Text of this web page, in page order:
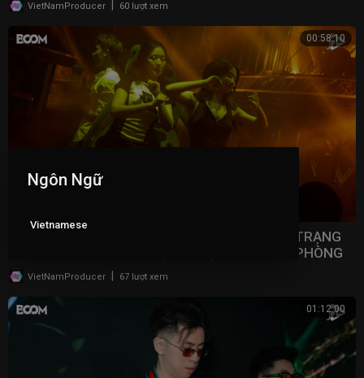
VietNamProducer 60 lượt xem
00:58:10
NONSTOP 2025 VINAHOUSE VIỆT MIX - TÂM TRẠNG
NHẤT BẢNG XẾP HẠNG (VOL 15) | NHẠC BAY PHÒNG
2025VietNamProducer 67 lượt xem
01:12:00
Ngôn Ngữ
Vietnamese